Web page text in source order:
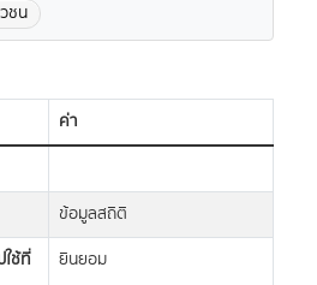
ชน
ค่า
ข้อมูลสถิติ
ช้ที่
ยินยอม